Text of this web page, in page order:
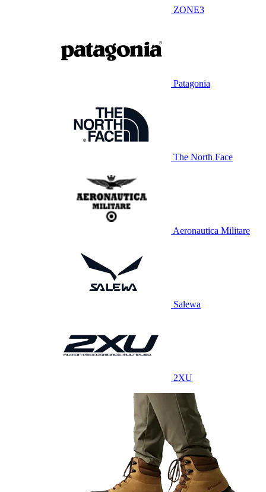
ZONE3
Patagonia
The North Face
Aeronautica Militare
Salewa
2XU